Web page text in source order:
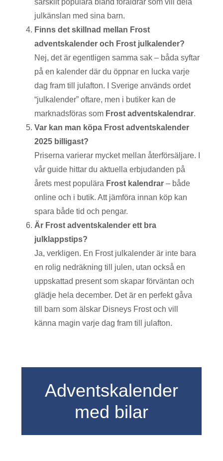
julkänslan med sina barn.
Finns det skillnad mellan Frost
adventskalender och Frost julkalender?
Nej, det är egentligen samma sak – båda syftar
på en kalender där du öppnar en lucka varje
dag fram till julafton. I Sverige används ordet
“julkalender” oftare, men i butiker kan de
marknadsföras som Frost adventskalendrar.
Var kan man köpa Frost adventskalender
2025 billigast?
Priserna varierar mycket mellan återförsäljare. I
vår guide hittar du aktuella erbjudanden på
årets mest populära Frost kalendrar – både
online och i butik. Att jämföra innan köp kan
spara både tid och pengar.
Är Frost adventskalender ett bra
julklappstips?
Ja, verkligen. En Frost julkalender är inte bara
en rolig nedräkning till julen, utan också en
uppskattad present som skapar förväntan och
glädje hela december. Det är en perfekt gåva
till barn som älskar Disneys Frost och vill
känna magin varje dag fram till julafton.
Adventskalender
med bilar